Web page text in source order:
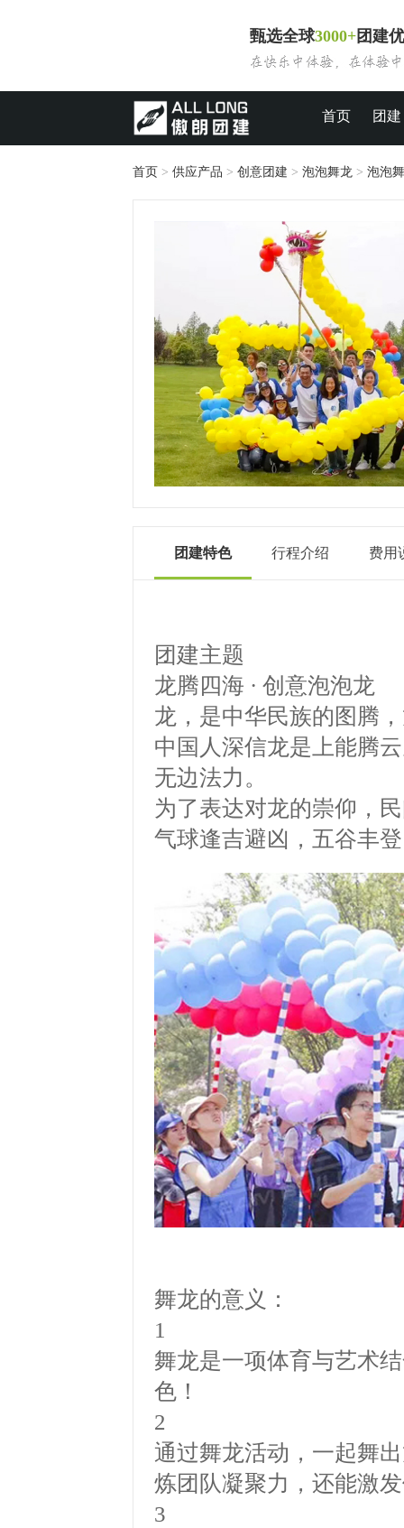
甄选全球3000+团建
首页 团建
首页 > 供应产品 > 创意团建 > 泡泡舞龙> 泡泡
团建特色 行程介绍 费用
团 建主题
龙腾四海 · 创意泡泡龙
龙，是中华民族的图腾
中国人深信龙是上能腾
无边法力。
为了表达对龙的崇仰，
气球逢吉避凶，五谷丰
舞龙的意义：
1
舞龙是一项体育与艺术
色！
2
通过舞龙活动，一起舞
炼团队凝聚力，还能激
3